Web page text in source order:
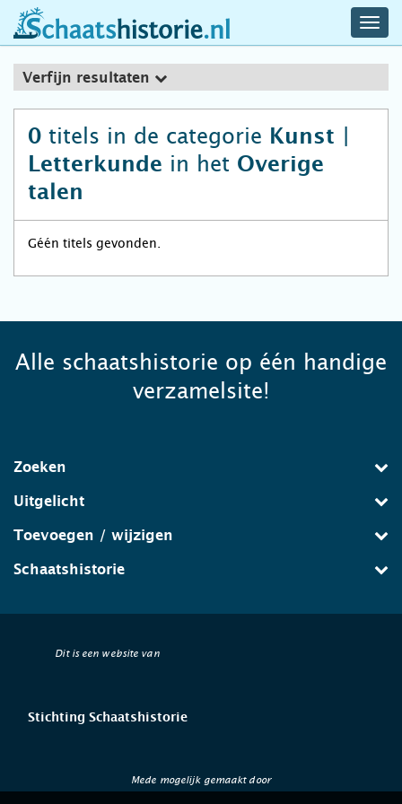
schaatshistorie.nl
Verfijn resultaten
0 titels in de categorie Kunst |
Letterkunde in het Overige
talen
Géén titels gevonden.
Alle schaatshistorie op één handige
verzamelsite!
Zoeken
Uitgelicht
Toevoegen / wijzigen
Schaatshistorie
Dit is een website van
Stichting Schaatshistorie
Mede mogelijk gemaakt door